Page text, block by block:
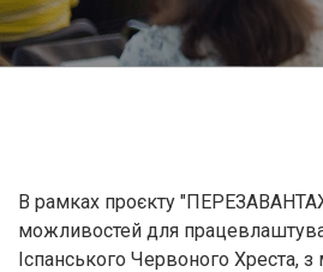
В рамках проєкту
можливостей для
Іспанського Червоного Хреста,